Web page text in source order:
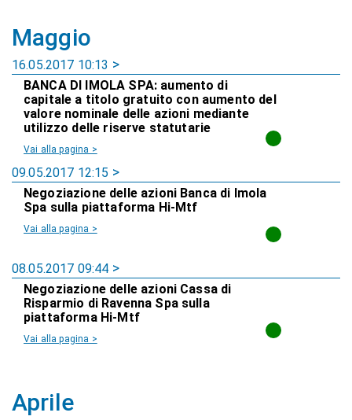
Maggio
16.05.2017 10:13
BANCA DI IMOLA SPA: aumento di
capitale a titolo gratuito con aumento del
valore nominale delle azioni mediante
utilizzo delle riserve statutarie
Vai alla pagina >
09.05.2017 12:15
Negoziazione delle azioni Banca di Imola
Spa sulla piattaforma Hi-Mtf
Vai alla pagina >
08.05.2017 09:44
Negoziazione delle azioni Cassa di
Risparmio di Ravenna Spa sulla
piattaforma Hi-Mtf
Vai alla pagina >
Aprile